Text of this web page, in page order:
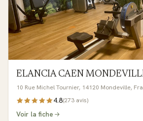
ELANCIA CAEN
10 Rue Michel Tournier, 14120 Mondeville,
4.8(273 avis)
Voir la fiche